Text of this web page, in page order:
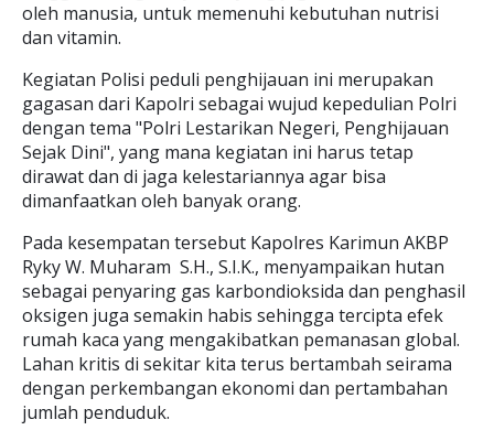
oleh manusia, untuk memenuhi kebutuhan nutrisi
dan vitamin.
Kegiatan Polisi peduli penghijauan ini merupakan
gagasan dari Kapolri sebagai wujud kepedulian Polri
dengan tema "Polri Lestarikan Negeri, Penghijauan
Sejak Dini", yang mana kegiatan ini harus tetap
dirawat dan di jaga kelestariannya agar bisa
dimanfaatkan oleh banyak orang.
Pada kesempatan tersebut Kapolres Karimun AKBP
Ryky W. Muharam S.H., S.I.K., menyampaikan hutan
sebagai penyaring gas karbondioksida dan penghasil
oksigen juga semakin habis sehingga tercipta efek
rumah kaca yang mengakibatkan pemanasan global.
Lahan kritis di sekitar kita terus bertambah seirama
dengan perkembangan ekonomi dan pertambahan
jumlah penduduk.